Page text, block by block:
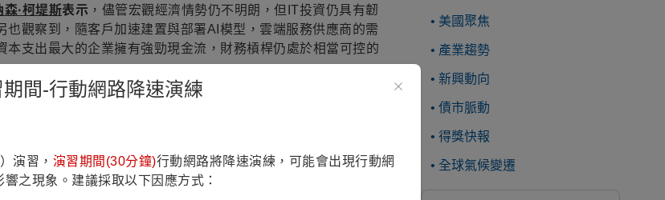
森·柯堤斯表示 ，儘管宏觀經濟情勢仍不明朗，但IT投資仍具有韌
觀察到，隨客戶加速建置與部署AI模型，雲端服務供應商的需
支出最大的企業擁有強勁現金流，財務槓桿仍處於相當可控的
所有CPU市場，無獨有偶，Intel執行長陳立武也稱，隨AI代理
論等應用上，CPU需求明顯增加為Intel帶來新的成長機會，這
美國聚焦
產業趨勢
新興動向
債市脈動
得獎快報
全球氣候變遷
間-行動網路降速演練
演習， 演習期間(30分鐘)行動網路將降速演練，可能會出現行動網
之現象。建議採取以下因應方式：